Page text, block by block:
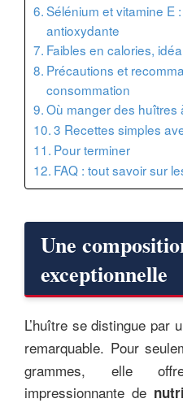
Sélénium et vitamine E
antioxydante
Faibles en calories,
Précautions et
consommation
Où manger des huîtres
3 Recettes simples
Pour terminer
FAQ : tout savoir sur
Une
exceptionnelle
L’huître se distingue par
remarquable. Pour
grammes, elle
impressionnante de